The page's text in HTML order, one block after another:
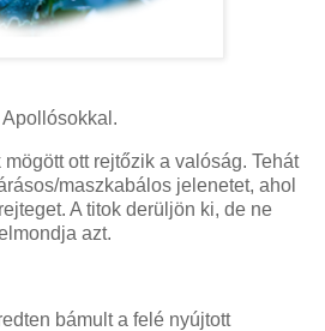
mögött ott rejtőzik a valóság. Tehát
maszkabálos jelenetet, ahol
A titok derüljön ki, de ne
azt.
bámult a felé nyújtott